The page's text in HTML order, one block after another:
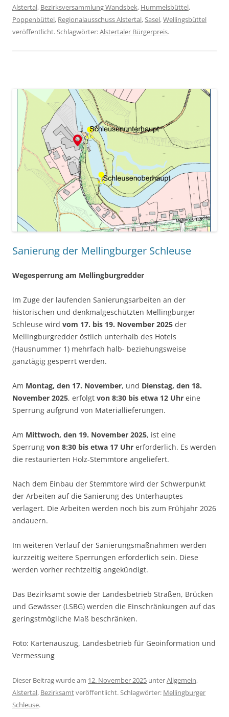
Alstertal, Bezirksversammlung Wandsbek, Hummelsbüttel,
Poppenbüttel, Regionalausschuss Alstertal,Sasel,Wellingsbüttel
veröffentlicht. Schlagwörter:Alstertaler Bürgerpreis.
Sanierung der Mellingburger Schleuse
Wegesperrung am Mellingburgredder
Im Zuge der laufenden Sanierungsarbeiten an der
historischen und denkmalgeschützten Mellingburger
Schleuse wird vom 17. bis 19. November 2025 der
Mellingburgredder östlich unterhalb des Hotels
(Hausnummer 1) mehrfach halb- beziehungsweise
ganztägig gesperrt werden.
Am Montag, den 17. November, und Dienstag, den 18.
November 2025, erfolgt von 8:30 bis etwa 12 Uhr eine
Sperrung aufgrund von Materiallieferungen.
Am Mittwoch, den 19. November 2025, ist eine
Sperrung von 8:30 bis etwa 17 Uhr erforderlich. Es werden
die restaurierten Holz-Stemmtore angeliefert.
Nach dem Einbau der Stemmtore wird der Schwerpunkt
der Arbeiten auf die Sanierung des Unterhauptes
verlagert. Die Arbeiten werden noch bis zum Frühjahr 2026
andauern.
Im weiteren Verlauf der Sanierungsmaßnahmen werden
kurzzeitig weitere Sperrungen erforderlich sein. Diese
werden vorher rechtzeitig angekündigt.
Das Bezirksamt sowie der Landesbetrieb Straßen, Brücken
und Gewässer (LSBG) werden die Einschränkungen auf das
geringstmögliche Maß beschränken.
Foto: Kartenauszug, Landesbetrieb für Geoinformation und
Vermessung
Dieser Beitrag wurde am 12. November 2025 unterAllgemein,
Alstertal, Bezirksamtveröffentlicht. Schlagwörter: Mellingburger
Schleuse.